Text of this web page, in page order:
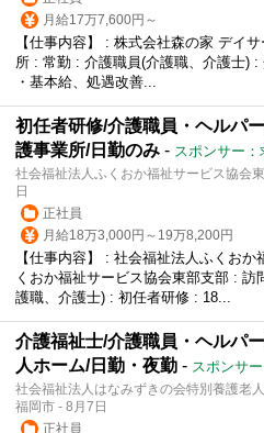
月給17万7,600円～
【仕事内容】 : 株式会社森の家 デイ
所 : 常勤 : 介護職員(介護職、介護士)
・基本給、処遇改善...
初任者研修/介護職員・ヘルパ
護事業所/日勤のみ - スポンサー：
社会福祉法人ふくおか福祉サービス協会
日
正社員
月給18万3,000円～19万8,200円
【仕事内容】 : 社会福祉法人ふくお
くおか福祉サービス協会東部支部 :
護職、介護士) : 初任者研修 : 18...
介護福祉士/介護職員・ヘルパ
人ホーム/日勤・夜勤 - スポンサ
社会福祉法人はなみずきの会特別養護老
福岡市 - 8月7日
正社員